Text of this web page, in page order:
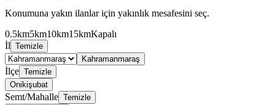
Konumuna yakın ilanlar için yakınlık mesafesini seç.
0.5km5km10km15kmKapalı
İl Temizle
Kahramanmaraş
İlçe Temizle
Onikişubat
Semt/Mahalle Temizle